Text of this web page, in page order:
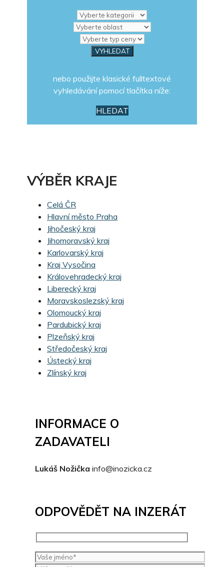
nebo použijte klasické fulltextové
vyhledávání pomocí tlačítka níže:
HLEDAT
VÝBĚR KRAJE
Celá ČR
Hlavní město Praha
Jihočeský kraj
Jihomoravský kraj
Karlovarský kraj
Kraj Vysočina
Královehradecký kraj
Liberecký kraj
Moravskoslezský kraj
Olomoucký kraj
Pardubický kraj
Plzeňský kraj
Středočeský kraj
Ústecký kraj
Zlínský kraj
INFORMACE O
ZADAVATELI
Lukáš Nožička info@inozicka.cz
ODPOVĚDĚT NA INZERÁT